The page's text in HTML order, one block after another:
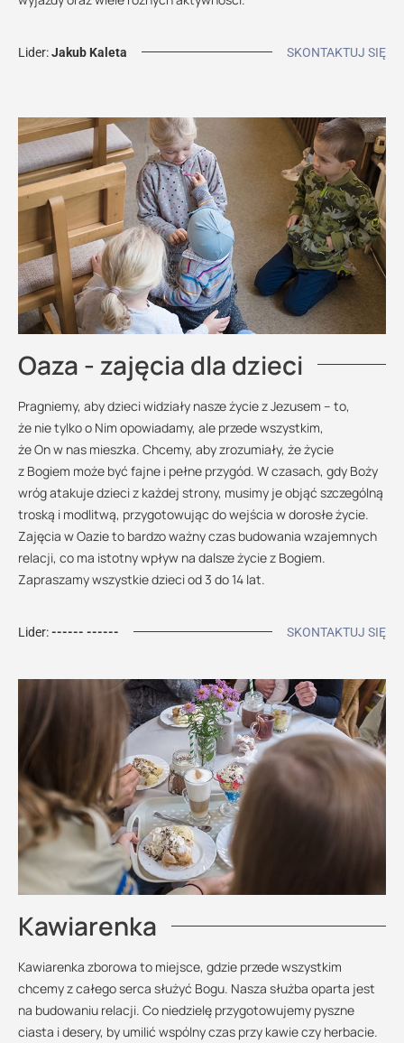
Lider:Jakub Kaleta SKONTAKTUJ SIĘ
Oaza - zajęcia dla dzieci
Pragniemy, aby dzieci widziały nasze życie z Jezusem – to,
że nie tylko o Nim opowiadamy, ale przede wszystkim,
że On w nas mieszka. Chcemy, aby zrozumiały, że życie
z Bogiem może być fajne i pełne przygód. W czasach, gdy Boży
wróg atakuje dzieci z każdej strony, musimy je objąć szczególną
troską i modlitwą, przygotowując do wejścia w dorosłe życie.
Zajęcia w Oazie to bardzo ważny czas budowania wzajemnych
relacji, co ma istotny wpływ na dalsze życie z Bogiem.
Zapraszamy wszystkie dzieci od 3 do 14 lat.
Lider:------ ------ SKONTAKTUJ SIĘ
Kawiarenka
Kawiarenka zborowa to miejsce, gdzie przede wszystkim
chcemy z całego serca służyć Bogu. Nasza służba oparta jest
na budowaniu relacji. Co niedzielę przygotowujemy pyszne
ciasta i desery, by umilić wspólny czas przy kawie czy herbacie.